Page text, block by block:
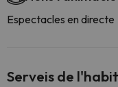
Espectacles en directe
Serveis de